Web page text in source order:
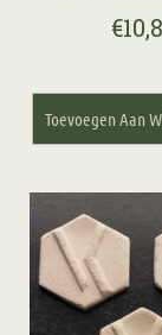
€
Toevoegen Aan